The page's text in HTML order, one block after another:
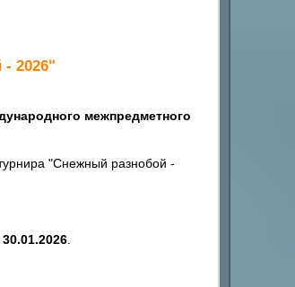
2026"
межпредметного
"Снежный разнобой -
30.01.2026.